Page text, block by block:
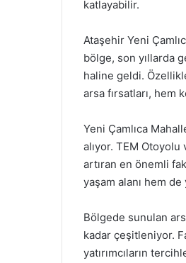
katlayabilir.
Ataşehir Yeni
bölge, son yıllarda
haline geldi.
arsa fırsatları, hem
Yeni Çamlıca
alıyor. TEM
artıran en önemli
yaşam alanı hem de
Bölgede sunulan
kadar çeşitleniyor.
yatırımcıların